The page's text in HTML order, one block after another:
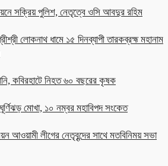
সক্রিয় পুলিশ, নেতৃত্বে ওসি আবদুর রহিম
লোকনাথ ধামে ১৫ দিনব্যাপী তারকব্রহ্ম মহানাম
কবিরহাটে নিহত ৬০ বছরের কৃষক
মোখা, ১০ নম্বর মহাবিপদ সংকেত
আওয়ামী লীগের নেতৃবৃন্দের সাথে মতবিনিময় সভা